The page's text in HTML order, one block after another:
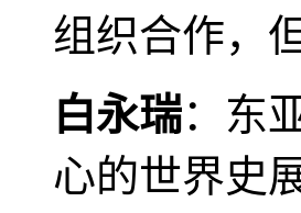
组织合作，
白永瑞：东
心的世界史